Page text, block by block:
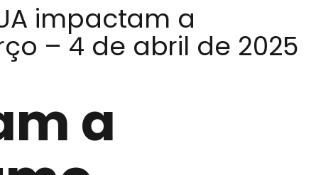
impactam a
– 4 de abril de 2025
a